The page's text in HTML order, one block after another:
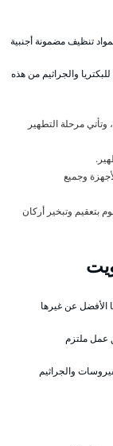
تنظيف مضمونة أجنبية
والجراثيم من هذه
مرحلة التطهير
وجميع
بتعقيم وتبخير أركان
الأفضل عن غيرها
عمل ملتزم
والجراثيم